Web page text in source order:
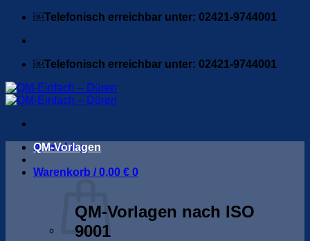
Zum
springen
￼Telefonisch erreichbar unter: 02421-9744001
￼Telefonisch erreichbar unter: 02421-9744001
Anmelden
Warenkorb / 0,00 € 0
QM-Vorlagen
QM-Vorlagen nach ISO
9001